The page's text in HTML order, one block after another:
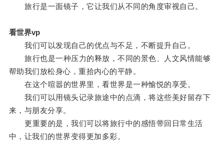
旅行是一面镜子，它让我们从不同的角度审视自己。
看世界vp
我们可以发现自己的优点与不足，不断提升自己。
旅行也是一种压力的释放，不同的景色、人文风情能够
帮助我们放松身心，重拾内心的平静。
在这个喧嚣的世界里，看世界是一种愉悦的享受。
我们可以用镜头记录旅途中的点滴，将这些美好留存下
来，与朋友分享。
更重要的是，我们可以将旅行中的感悟带回日常生活
中，让我们的世界变得更加多彩。